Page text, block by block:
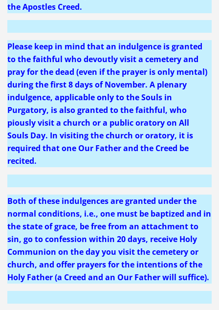
the Apostles Creed.
Please keep in mind that an indulgence is granted
to the faithful who devoutly visit a cemetery and
pray for the dead (even if the prayer is only mental)
during the first 8 days of November. A plenary
indulgence, applicable only to the Souls in
Purgatory, is also granted to the faithful, who
piously visit a church or a public oratory on All
Souls Day. In visiting the church or oratory, it is
required that one Our Father and the Creed be
recited.
Both of these indulgences are granted under the
normal conditions, i.e., one must be baptized and in
the state of grace, be free from an attachment to
sin, go to confession within 20 days, receive Holy
Communion on the day you visit the cemetery or
church, and offer prayers for the intentions of the
Holy Father (a Creed and an Our Father will suffice).